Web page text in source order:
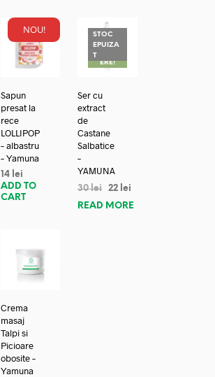
NOU!
Sapun
presat la
rece
LOLLIPOP
– albastru
– Yamuna
14 lei
ADD TO
CART
STOC
EPUIZA
TREDUC
ERE!
Ser cu
extract
de
Castane
Salbatice
–
YAMUNA
30lei 22 lei
READ MORE
Crema
masaj
Talpi si
Picioare
obosite –
Yamuna